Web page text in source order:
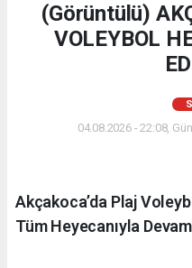
(Görüntülü)
VOLEYBOL
04.08.2026 - 22:08,
Akçakoca’da Plaj
Tüm Heyecanıyla